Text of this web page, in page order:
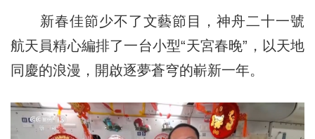
新春佳節少不了文藝節目，神舟二十一號
航天員精心編排了一台小型“天宮春晚”，以天地
同慶的浪漫，開啟逐夢蒼穹的嶄新一年。